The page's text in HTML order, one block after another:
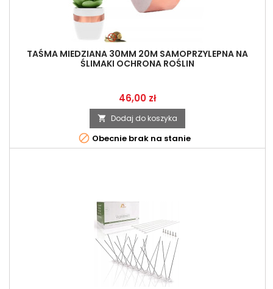
TAŚMA MIEDZIANA 30MM 20M SAMOPRZYLEPNA NA
ŚLIMAKI OCHRONA ROŚLIN
Cena
46,00 zł
 Dodaj do koszyka
 Obecnie brak na stanie